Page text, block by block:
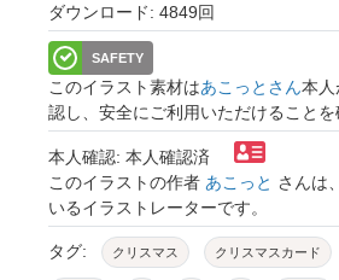
ダウンロード: 4849回
SAFETY
このイラスト素材はあこっとさん本人
認し、安全にご利用いただけることを
本人確認: 本人確認済
このイラストの作者 あこっと さんは
いるイラストレーターです。
タグ: クリスマス クリスマスカード